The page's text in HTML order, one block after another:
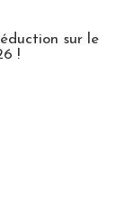
sur le
!